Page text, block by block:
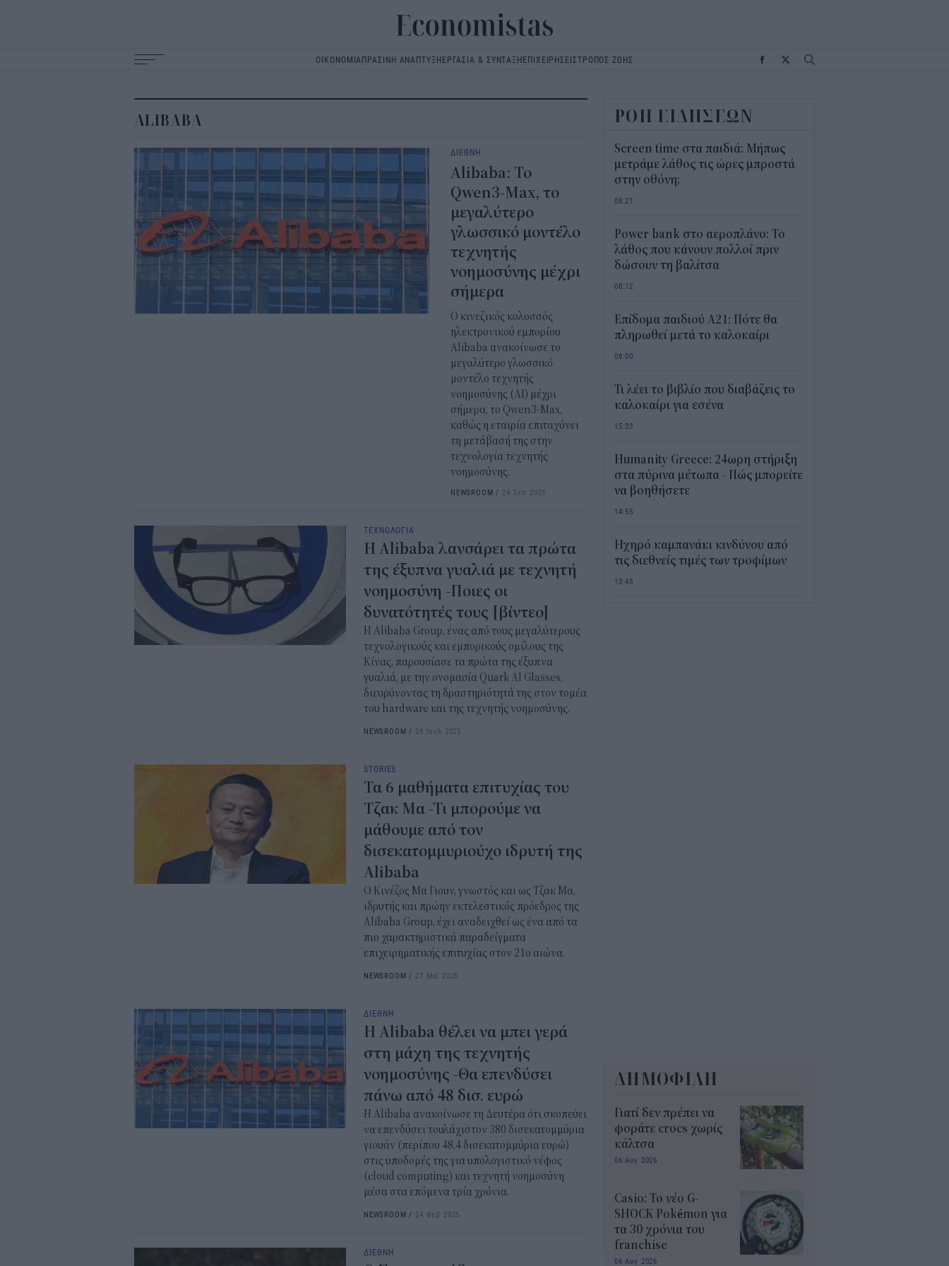
ΟΙΚΟΝΟΜΙΑΠΡΑΣΙΝΗ ΑΝΑΠΤΥΞΗΕΡΓΑΣΙΑ & ΣΥΝΤΑΞΗΕΠΙΧΕΙΡΗΣΕΙΣΤΡΟΠΟΣ ΖΩΗΣ
navigation
ALIBABA
ΔΙΕΘΝΗ
Alibaba: Το
Qwen3-Max, το
μεγαλύτερο
γλωσσικό μοντέλο
τεχνητής
νοημοσύνης μέχρι
σήμερα
Ο κινεζικός κολοσσός
ηλεκτρονικού εμπορίου
Alibaba ανακοίνωσε το
μεγαλύτερο γλωσσικό
μοντέλο τεχνητής
νοημοσύνης (ΑΙ) μέχρι
σήμερα, το Qwen3-Max,
καθώς η εταιρία επιταχύνει
τη μετάβασή της στην
τεχνολογία τεχνητής
νοημοσύνης.
NEWSROOM / 24 Σεπ 2025
ΤΕΧΝΟΛΟΓΙΑ
Η Alibaba λανσάρει τα πρώτα
της έξυπνα γυαλιά με τεχνητή
νοημοσύνη -Ποιες οι
δυνατότητές τους [βίντεο]
Η Alibaba Group, ένας από τους μεγαλύτερους
τεχνολογικούς και εμπορικούς ομίλους της
Κίνας, παρουσίασε τα πρώτα της έξυπνα
γυαλιά, με την ονομασία Quark AI Glasses,
διευρύνοντας τη δραστηριότητά της στον τομέα
του hardware και της τεχνητής νοημοσύνης.
NEWSROOM / 28 Ιουλ 2025
STORIES
Τα 6 μαθήματα επιτυχίας του
Τζακ Μα -Τι μπορούμε να
μάθουμε από τον
δισεκατομμυριούχο ιδρυτή της
Alibaba
Ο Κινέζος Μα Γιουν, γνωστός και ως Τζακ Μα,
ιδρυτής και πρώην εκτελεστικός πρόεδρος της
Alibaba Group, έχει αναδειχθεί ως ένα από τα
πιο χαρακτηριστικά παραδείγματα
επιχειρηματικής επιτυχίας στον 21ο αιώνα.
NEWSROOM / 27 Μαΐ 2025
ΔΙΕΘΝΗ
H Alibaba θέλει να μπει γερά
στη μάχη της τεχνητής
νοημοσύνης -Θα επενδύσει
πάνω από 48 δισ. ευρώ
Η Alibaba ανακοίνωσε τη Δευτέρα ότι σκοπεύει
να επενδύσει τουλάχιστον 380 δισεκατομμύρια
γιουάν (περίπου 48,4 δισεκατομμύρια ευρώ)
στις υποδομές της για υπολογιστικό νέφος
(cloud computing) και τεχνητή νοημοσύνη
μέσα στα επόμενα τρία χρόνια.
NEWSROOM / 24 Φεβ 2025
ΔΙΕΘΝΗ
ΡΟΗ ΕΙΔΗΣΕΩΝ
Screen time στα παιδιά: Μήπως
μετράμε λάθος τις ώρες μπροστά
στην οθόνη;
08:21
Power bank στο αεροπλάνο: Το
λάθος που κάνουν πολλοί πριν
δώσουν τη βαλίτσα
08:12
Επίδομα παιδιού Α21: Πότε θα
πληρωθεί μετά το καλοκαίρι
08:00
Τι λέει το βιβλίο που διαβάζεις το
καλοκαίρι για εσένα
15:33
Humanity Greece: 24ωρη στήριξη
στα πύρινα μέτωπα - Πώς μπορείτε
να βοηθήσετε
14:55
Ηχηρό καμπανάκι κινδύνου από
τις διεθνείς τιμές των τροφίμων
13:45
ΔΗΜΟΦΙΛΗ
Γιατί δεν πρέπει να
φοράτε crocs χωρίς
κάλτσα
06 Αυγ 2026
Casio: Το νέο G-
SHOCK Pokémon για
τα 30 χρόνια του
franchise
06 Αυγ 2026